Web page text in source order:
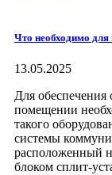
Что необходимо для
13.05.2025
Для обеспечения
помещении
такого
системы
расположенный
блоком сплит-